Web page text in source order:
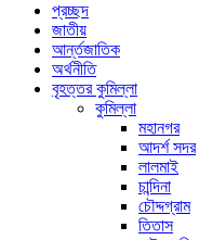
প্রচ্ছদ
জাতীয়
আর্ন্তজাতিক
অর্থনীতি
বৃহত্তর কুমিল্লা
কুমিল্লা
মহানগর
আদর্শ সদর
লালমাই
চান্দিনা
চৌদ্দগ্রাম
তিতাস